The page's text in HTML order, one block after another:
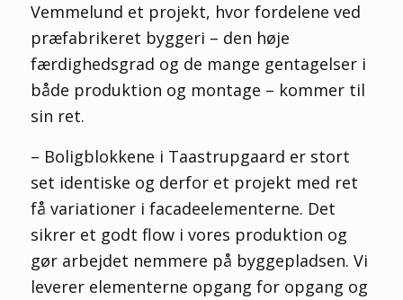
Vemmelund et projekt, hvor fordelene ved
præfabrikeret byggeri – den høje
færdighedsgrad og de mange gentagelser i
både produktion og montage – kommer til
sin ret.
– Boligblokkene i Taastrupgaard er stort
set identiske og derfor et projekt med ret
få variationer i facadeelementerne. Det
sikrer et godt flow i vores produktion og
gør arbejdet nemmere på byggepladsen. Vi
leverer elementerne opgang for opgang og